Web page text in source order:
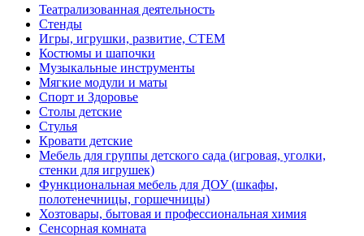
Театрализованная деятельность
Стенды
Игры, игрушки, развитие, СТЕМ
Костюмы и шапочки
Музыкальные инструменты
Мягкие модули и маты
Спорт и Здоровье
Столы детские
Стулья
Кровати детские
Мебель для группы детского сада (игровая, уголки,
стенки для игрушек)
Функциональная мебель для ДОУ (шкафы,
полотенечницы, горшечницы)
Хозтовары, бытовая и профессиональная химия
Сенсорная комната